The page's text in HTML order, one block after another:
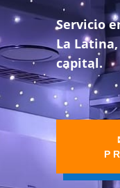
Servicio
La
capital.